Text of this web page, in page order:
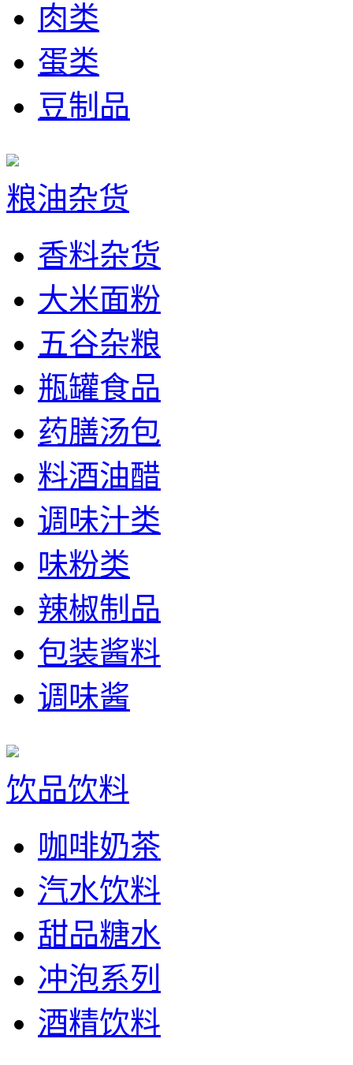
肉类
蛋类
豆制品
粮油杂货
香料杂货
大米面粉
五谷杂粮
瓶罐食品
药膳汤包
料酒油醋
调味汁类
味粉类
辣椒制品
包装酱料
调味酱
饮品饮料
咖啡奶茶
汽水饮料
甜品糖水
冲泡系列
酒精饮料